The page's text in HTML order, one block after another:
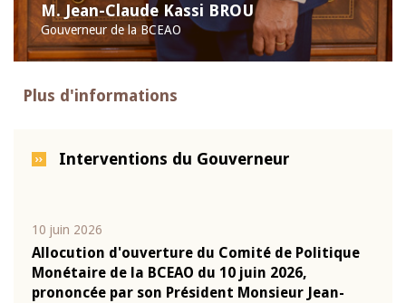
M. Jean-Claude Kassi BROU
Gouverneur de la BCEAO
Plus d'informations
Interventions du Gouverneur
10 juin 2026
Allocution d'ouverture du Comité de Politique
Monétaire de la BCEAO du 10 juin 2026,
prononcée par son Président Monsieur Jean-